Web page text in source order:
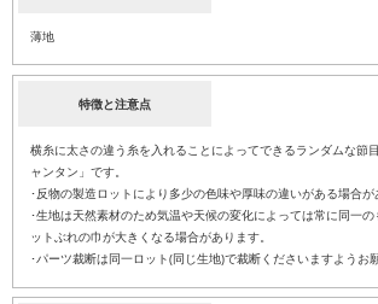
薄地
特徴と注意点
横糸に太さの違う糸を入れることによってできるランダムな節
ャンタン」です。
･反物の製造ロットにより多少の色味や厚味の違いがある場合が
･生地は天然素材のため気温や天候の変化によっては常に同一
ットぶれの巾が大きくなる場合があります。
･パーツ裁断は同一ロット(同じ生地)で裁断くださいますようお